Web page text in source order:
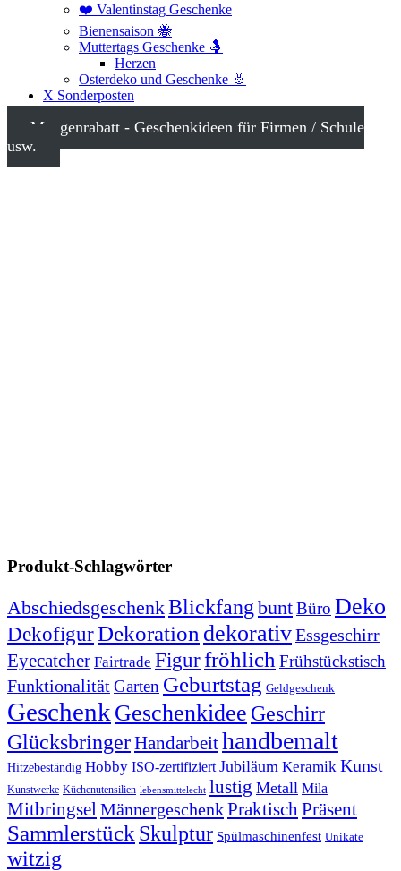
❤️ Valentinstag Geschenke
Bienensaison 🐝
Muttertags Geschenke 🤱
Herzen
Osterdeko und Geschenke 🐰
X Sonderposten
Mengenrabatt - Geschenkideen für Firmen / Schule
usw.
Produkt-Schlagwörter
AbschiedsgeschenkBlickfang buntBüro Deko
DekofigurDekoration dekorativEssgeschirr
Eyecatcher Fairtrade Figurfröhlich Frühstückstisch
FunktionalitätGarten Geburtstag Geldgeschenk
Geschenk Geschenkidee Geschirr
GlücksbringerHandarbeithandbemalt
Hitzebeständig Hobby ISO-zertifiziert Jubiläum Keramik Kunst
Kunstwerke Küchenutensilien lebensmittelecht lustig Metall Mila
Mitbringsel MännergeschenkPraktisch Präsent
Sammlerstück Skulptur Spülmaschinenfest Unikate
witzig